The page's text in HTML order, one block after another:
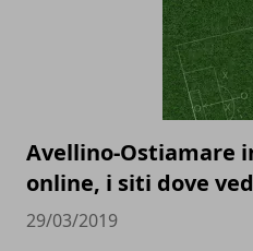
Avellino-Ostiamare
online, i siti dove
29/03/2019